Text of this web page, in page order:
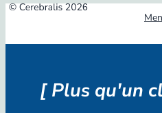
[ Plus qu'un